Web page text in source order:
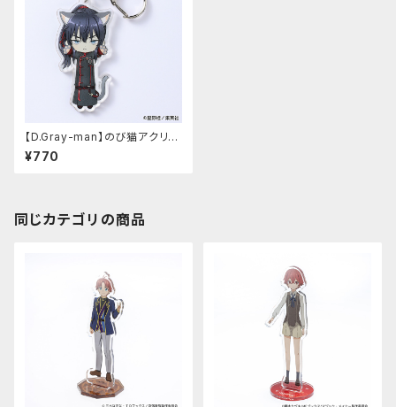
【D.Gray-man】のび猫アクリル
キーホルダー（神田 ユウ）
¥770
同じカテゴリの商品